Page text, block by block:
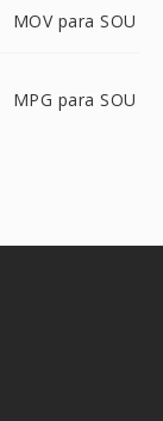
MOV para SOU
MPG para SOU